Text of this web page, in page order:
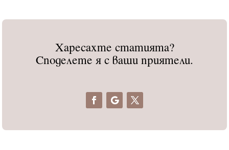
Харесахте статията?
Споделете я с ваши приятели.